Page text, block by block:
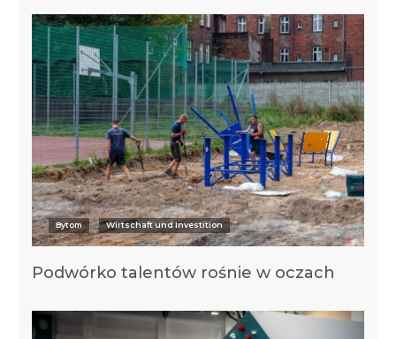
Bytom Wirtschaft und Investition
Podwórko talentów rośnie w oczach